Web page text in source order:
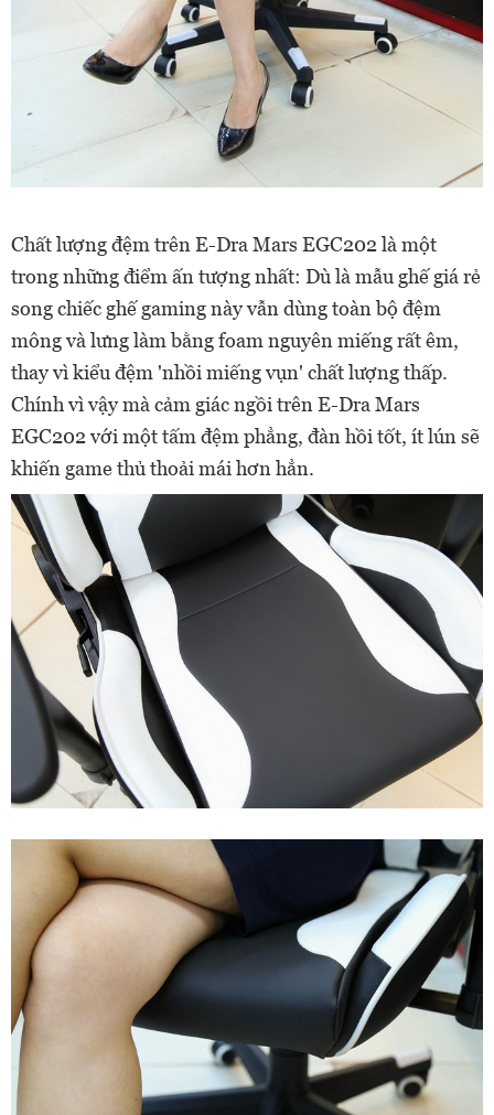
Chất lượng đệm trên E-Dra Mars EGC202 là một
trong những điểm ấn tượng nhất: Dù là mẫu ghế giá rẻ
song chiếc ghế gaming này vẫn dùng toàn bộ đệm
mông và lưng làm bằng foam nguyên miếng rất êm,
thay vì kiểu đệm 'nhồi miếng vụn' chất lượng thấp.
Chính vì vậy mà cảm giác ngồi trên E-Dra Mars
EGC202 với một tấm đệm phẳng, đàn hồi tốt, ít lún sẽ
khiến game thủ thoải mái hơn hẳn.